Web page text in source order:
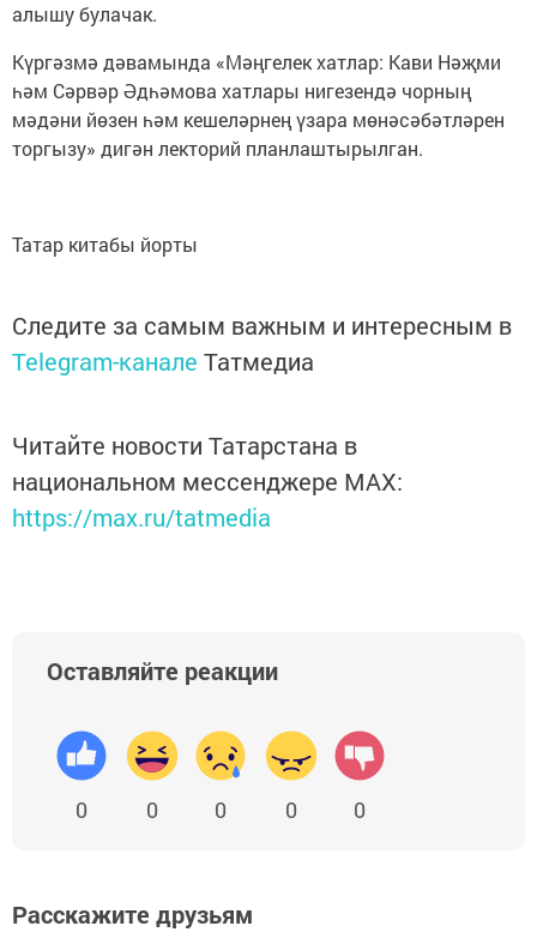
алышу булачак.
Күргәзмә дәвамында «Мәңгелек хатлар: Кави Нәҗми
һәм Сәрвәр Әдһәмова хатлары нигезендә чорның
мәдәни йөзен һәм кешеләрнең үзара мөнәсәбәтләрен
торгызу» дигән лекторий планлаштырылган.
Татар китабы йорты
Следите за самым важным и интересным в
Telegram-канале Татмедиа
Читайте новости Татарстана в
национальном мессенджере MАХ:
https://max.ru/tatmedia
Оставляйте реакции
0 0 0 0 0
Расскажите друзьям